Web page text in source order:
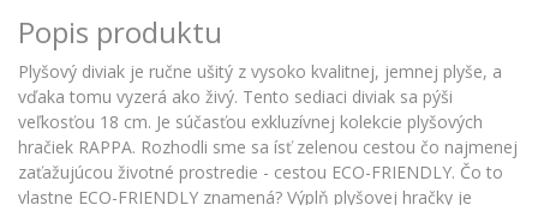
Popis produktu
Plyšový diviak je ručne ušitý z vysoko kvalitnej, jemnej plyše, a
vďaka tomu vyzerá ako živý. Tento sediaci diviak sa pýši
veľkosťou 18 cm. Je súčasťou exkluzívnej kolekcie plyšových
hračiek RAPPA. Rozhodli sme sa ísť zelenou cestou čo najmenej
zaťažujúcou životné prostredie - cestou ECO-FRIENDLY. Čo to
vlastne ECO-FRIENDLY znamená? Výplň plyšovej hračky je